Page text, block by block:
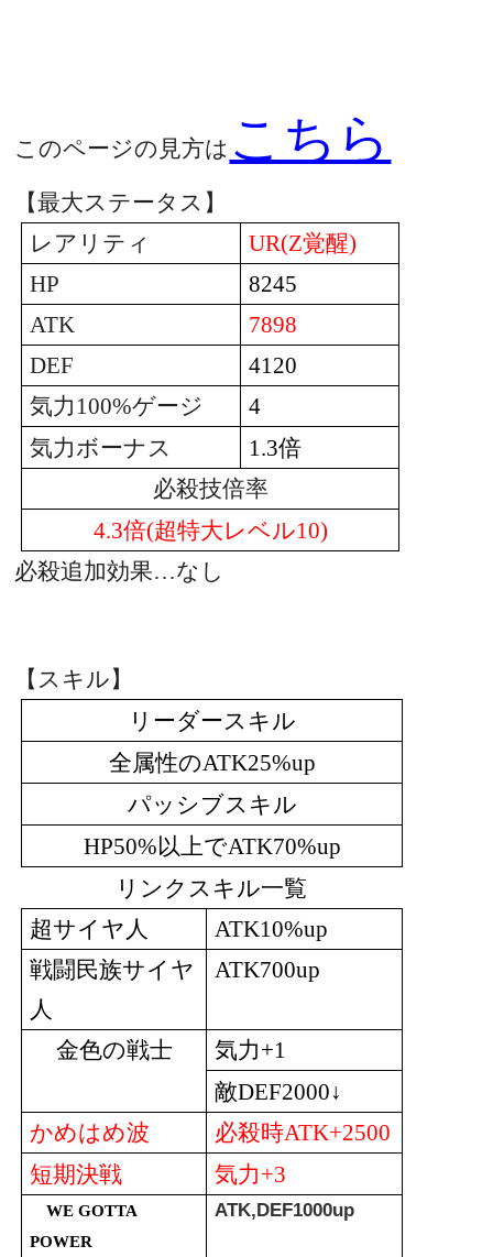
このページの見方は こちら
【最大ステータス】
レアリティ
UR(Z覚醒)
HP
8245
ATK
7898
DEF
4120
気力 100%ゲージ
4
気力ボーナス
1.3倍
必殺技倍率
4.3倍(超特大レベル10)
必殺追加効果…なし
【スキル】
リーダースキル
全属性のATK25%up
パッシブスキル
HP50%以上でATK70%up
リンクスキル一覧
超サイヤ人
ATK10%up
戦闘民族サイヤ
人
ATK700up
金色の戦士 気力+1
敵DEF2000↓
かめはめ波 必殺時ATK+2500
短期決戦 気力+3
WE GOTTA
POWER
ATK,DEF1000up